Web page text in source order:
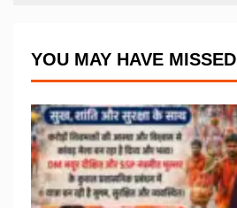
YOU MAY HAVE MISSED